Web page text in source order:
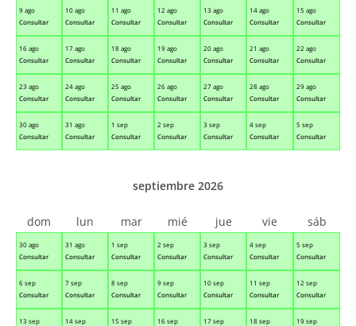
9 ago
Consultar
10 ago
Consultar
11 ago
Consultar
12 ago
Consultar
13 ago
Consultar
14 ago
Consultar
15 ago
Consultar
16 ago
Consultar
17 ago
Consultar
18 ago
Consultar
19 ago
Consultar
20 ago
Consultar
21 ago
Consultar
22 ago
Consultar
23 ago
Consultar
24 ago
Consultar
25 ago
Consultar
26 ago
Consultar
27 ago
Consultar
28 ago
Consultar
29 ago
Consultar
30 ago
Consultar
31 ago
Consultar
1 sep
Consultar
2 sep
Consultar
3 sep
Consultar
4 sep
Consultar
5 sep
Consultar
30 ago
Consultar
31 ago
Consultar
1 sep
Consultar
2 sep
Consultar
3 sep
Consultar
4 sep
Consultar
5 sep
Consultar
6 sep
Consultar
7 sep
Consultar
8 sep
Consultar
9 sep
Consultar
10 sep
Consultar
11 sep
Consultar
12 sep
Consultar
13 sep
14 sep
15 sep
16 sep
17 sep
18 sep
19 sep
septiembre 2026
dom lun mar mié jue vie sáb